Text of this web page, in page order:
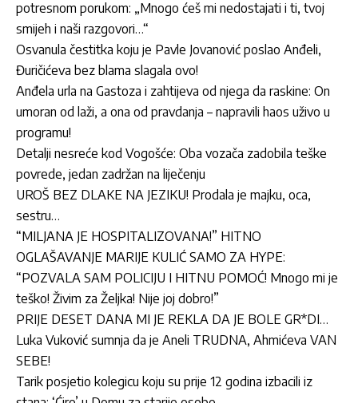
potresnom porukom: „Mnogo ćeš mi nedostajati i ti, tvoj
smijeh i naši razgovori…“
Osvanula čestitka koju je Pavle Jovanović poslao Anđeli,
Đuričićeva bez blama slagala ovo!
Anđela urla na Gastoza i zahtijeva od njega da raskine: On
umoran od laži, a ona od pravdanja – napravili haos uživo u
programu!
Detalji nesreće kod Vogošće: Oba vozača zadobila teške
povrede, jedan zadržan na liječenju
UROŠ BEZ DLAKE NA JEZIKU! Prodala je majku, oca,
sestru…
“MILJANA JE HOSPITALIZOVANA!” HITNO
OGLAŠAVANJE MARIJE KULIĆ SAMO ZA HYPE:
“POZVALA SAM POLICIJU I HITNU POMOĆ! Mnogo mi je
teško! Živim za Željka! Nije joj dobro!”
PRIJE DESET DANA MI JE REKLA DA JE BOLE GR*DI…
Luka Vuković sumnja da je Aneli TRUDNA, Ahmićeva VAN
SEBE!
Tarik posjetio kolegicu koju su prije 12 godina izbacili iz